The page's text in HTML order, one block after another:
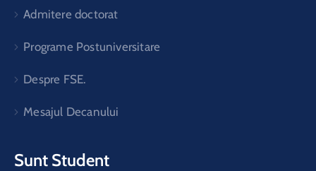
Admitere doctorat
Programe Postuniversitare
Despre FSE.
Mesajul Decanului
Sunt Student